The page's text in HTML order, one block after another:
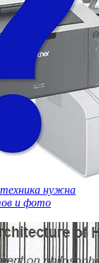
нужна
и фото